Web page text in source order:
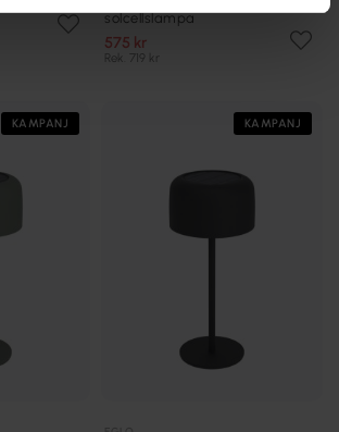
solcellslampa
575 kr
Rek. 719 kr
KAMPANJ KAMPANJ